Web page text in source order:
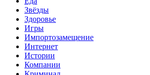
Звёзды
Здоровье
Игры
Импортозамещение
Интернет
Истории
Компании